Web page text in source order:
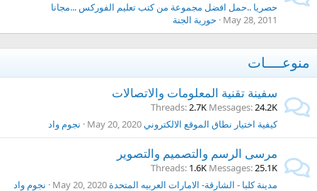
حصريا ..حمل افضل مجموعة من كتب تعليم الفوركس ...مجانا
May 28, 2011
حورية الجنة
منوعــــات
سفينة تقنية المعلومات والاتصالات
Threads 2.7K Messages 24.2K
كيفية اختيار نطاق الموقع الالكترونيMay 20, 2020 نجوم واد
مرسى الرسم والتصميم والتصوير
Threads 1.6K Messages 25.1K
مدينة كلبا - الشارقة- الامارات العربيه المتحدة May 20, 2020 نجوم واد